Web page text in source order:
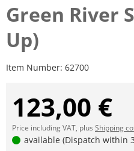
Green River
Up)
Item Number: 62700
123,00 €
Price including VAT, plus Shipping
available (Dispatch within